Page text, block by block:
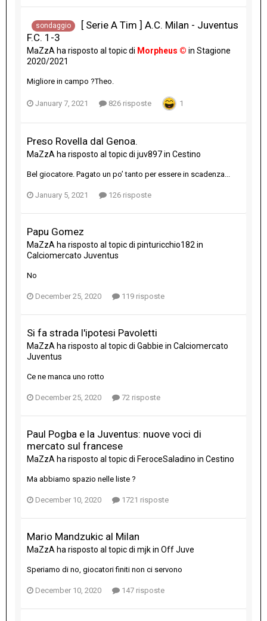
sondaggio
[ Serie A Tim ] A.C. Milan - Juventus
F.C. 1-3
MaZzA ha risposto al topic di Morpheus © in Stagione
2020/2021
Migliore in campo ?Theo.
January 7, 2021 826 risposte 1
Preso Rovella dal Genoa.
MaZzA ha risposto al topic di juv897in Cestino
Bel giocatore. Pagato un po’ tanto per essere in scadenza...
January 5, 2021 126 risposte
Papu Gomez
MaZzA ha risposto al topic di pinturicchio182 in
Calciomercato Juventus
No
December 25, 2020 119 risposte
Si fa strada l'ipotesi Pavoletti
MaZzA ha risposto al topic di Gabbie in Calciomercato
Juventus
Ce ne manca uno rotto
December 25, 2020 72 risposte
Paul Pogba e la Juventus: nuove voci di
mercato sul francese
MaZzA ha risposto al topic di FeroceSaladino in Cestino
Ma abbiamo spazio nelle liste ?
December 10, 2020 1721 risposte
Mario Mandzukic al Milan
MaZzA ha risposto al topic di mjkin Off Juve
Speriamo di no, giocatori finiti non ci servono
December 10, 2020 147 risposte